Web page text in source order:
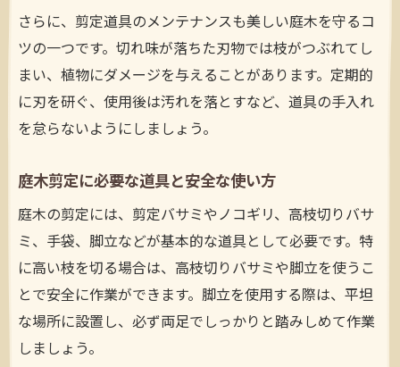
庭木剪定道具の選び方でよくある失敗例
剪定道具一式の選定ポイントとコツを伝授
効率重視なら電動剪定道具の魅力をチェック
剪定の効率化に役立つ電動道具の特徴と選
電動剪定道具のメリットとデメリットを比
較
庭木剪定で電動道具を活用するポイント解
説
剪定道具電動タイプの安全な使い方と注意
点
電動剪定道具の種類別おすすめ活用シーン
さらに、剪定道具のメンテナンスも美しい庭木を守るコ
ツの一つです。切れ味が落ちた刃物では枝がつぶれてし
まい、植物にダメージを与えることがあります。定期的
に刃を研ぐ、使用後は汚れを落とすなど、道具の手入れ
を怠らないようにしましょう。
庭木剪定に必要な道具と安全な使い方
庭木の剪定には、剪定バサミやノコギリ、高枝切りバサ
ミ、手袋、脚立などが基本的な道具として必要です。特
に高い枝を切る場合は、高枝切りバサミや脚立を使うこ
とで安全に作業ができます。脚立を使用する際は、平坦
な場所に設置し、必ず両足でしっかりと踏みしめて作業
しましょう。